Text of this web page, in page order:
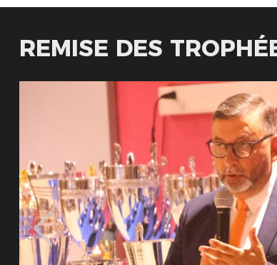
REMISE DES